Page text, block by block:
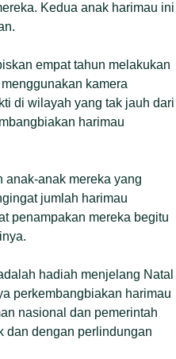
Kedua anak harimau ini
empat tahun melakukan
kamera
di wilayah yang tak jauh dari
harimau
anak-anak mereka yang
jumlah harimau
penampakan mereka begitu
hadiah menjelang Natal
perkembangbiakan harimau
nasional dan pemerintah
dan dengan perlindungan